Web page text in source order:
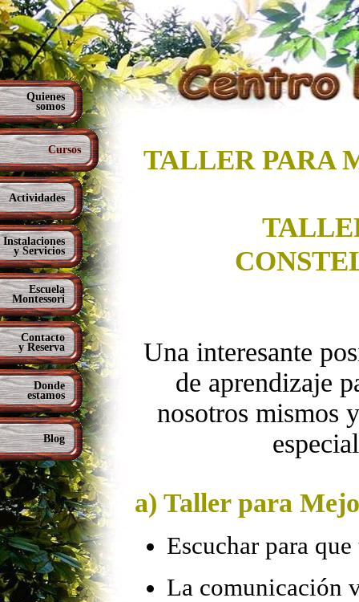
Quienes
somos
Cursos
Actividades
Instalaciones
y Servicios
Escuela
Montessori
Contacto
y Reserva
Donde
estamos
Blog
TALLER PARA
Una interesante
de aprendizaje
nosotros mismos
a) Taller para
Escuchar para
La comunicación